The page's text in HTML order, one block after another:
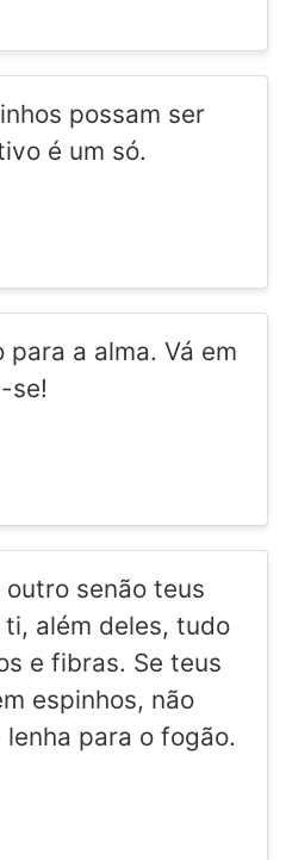
possam ser
é um só.
a alma. Vá em
se!
outro senão teus
além deles, tudo
e fibras. Se teus
espinhos, não
para o fogão.